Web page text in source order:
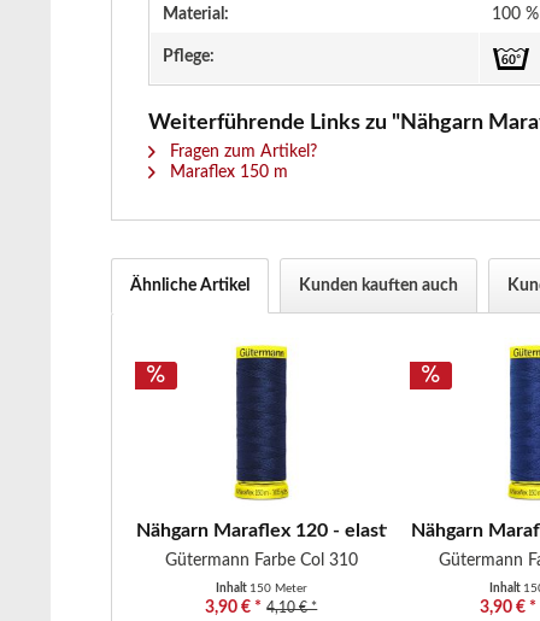
Material: 100
Pflege:
Weiterführende Links zu "Nähgarn
Fragen zum Artikel?
Maraflex 150 m
Ähnliche Artikel Kunden kauften auch
Nähgarn Maraflex 120 - elastisches Nähgarn -
Gütermann Farbe Col 310
Inhalt 150 Meter
3,90 € * 4,10 € *
Nähgarn
Gütermann
Inhalt
3,90 € *